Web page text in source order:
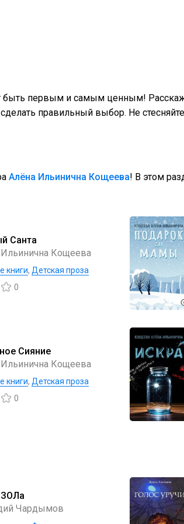
первым и самым ценным!
правильный выбор. Не
Алёна Ильинична Кощеева! В этом
Санта
Кощеева
книги, Детская проза
0
Сияние
Кощеева
книги, Детская проза
0
ЗОЛа
Чардымов